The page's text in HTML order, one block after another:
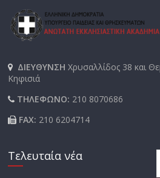
ΔΙΕΥΘΥΝΣΗΧρυσαλλίδος 38 και
Κηφισιά
ΤΗΛΕΦΩΝΟ: 210 8070686
FAX: 210 6204714
Τελευταία νέα